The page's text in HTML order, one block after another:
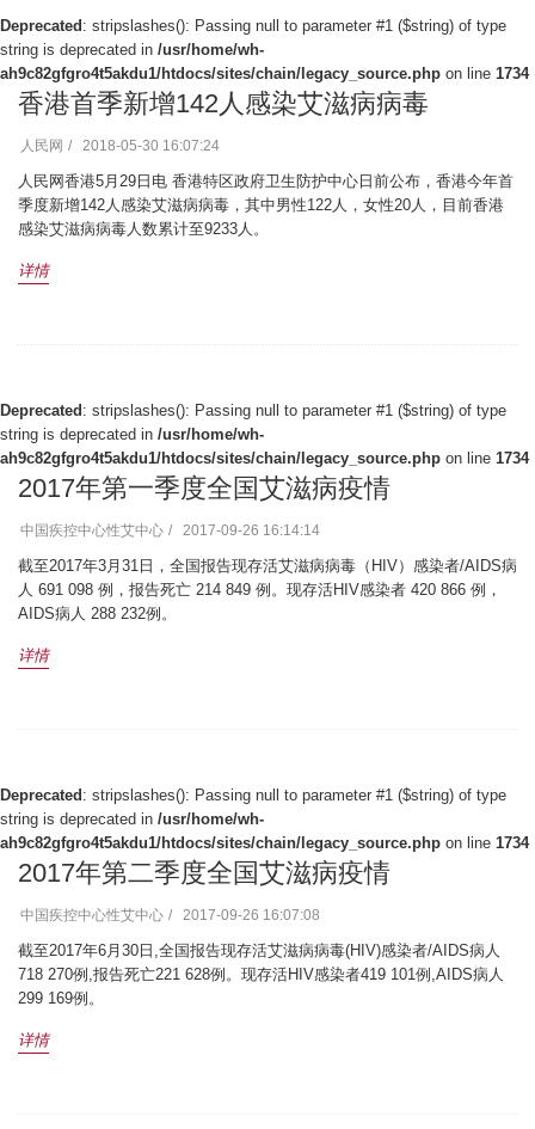
Deprecated : stripslashes(): Passing null to parameter #1 ($string) of type
string is deprecated in /usr/home/wh-
ah9c82gfgro4t5akdu1/htdocs/sites/chain/legacy_source.php on line 1734
香港首季新增142人感染艾滋病病毒
人民网 2018-05-30 16:07:24
人民网香港5月29日电 香港特区政府卫生防护中心日前公布，香港今年首
季度新增142人感染艾滋病病毒，其中男性122人，女性20人，目前香港
感染艾滋病病毒人数累计至9233人。
详情
Deprecated : stripslashes(): Passing null to parameter #1 ($string) of type
string is deprecated in /usr/home/wh-
ah9c82gfgro4t5akdu1/htdocs/sites/chain/legacy_source.php on line 1734
2017年第一季度全国艾滋病疫情
中国疾控中心性艾中心 2017-09-26 16:14:14
截至2017年3月31日，全国报告现存活艾滋病病毒（HIV）感染者/AIDS病
人 691 098 例，报告死亡 214 849 例。现存活HIV感染者 420 866 例，
AIDS病人 288 232例。
详情
Deprecated : stripslashes(): Passing null to parameter #1 ($string) of type
string is deprecated in /usr/home/wh-
ah9c82gfgro4t5akdu1/htdocs/sites/chain/legacy_source.php on line 1734
2017年第二季度全国艾滋病疫情
中国疾控中心性艾中心 2017-09-26 16:07:08
截至2017年6月30日,全国报告现存活艾滋病病毒(HIV)感染者/AIDS病人
718 270例,报告死亡221 628例。现存活HIV感染者419 101例,AIDS病人
299 169例。
详情